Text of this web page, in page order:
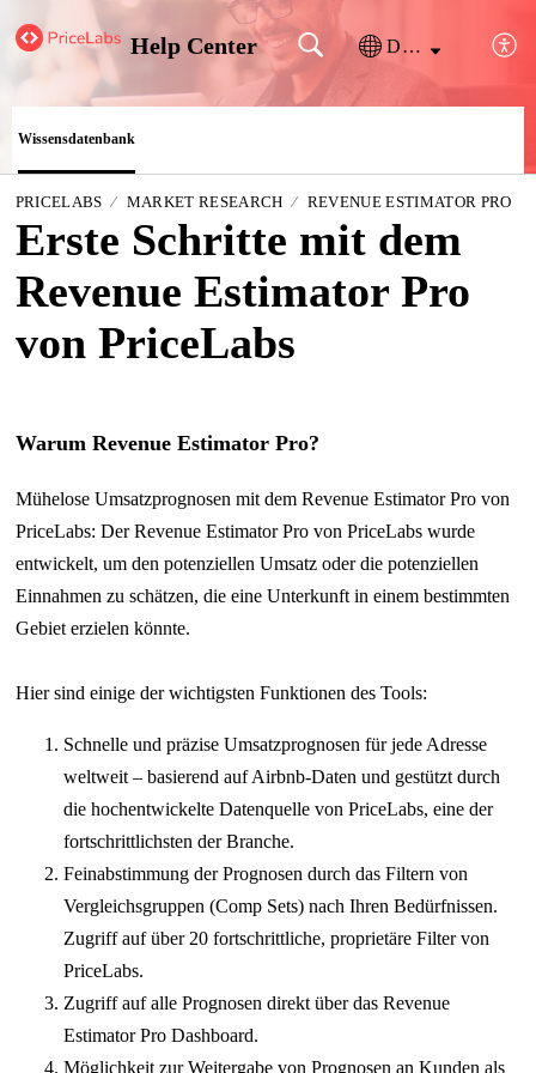
Help Center Deutsch
Wissensdatenbank
PRICELABS MARKET RESEARCH REVENUE ESTIMATOR PRO
Erste Schritte mit dem
Revenue Estimator Pro
von PriceLabs
Warum Revenue Estimator Pro?
Mühelose Umsatzprognosen mit dem Revenue Estimator Pro von
PriceLabs: Der Revenue Estimator Pro von PriceLabs wurde
entwickelt, um den potenziellen Umsatz oder die potenziellen
Einnahmen zu schätzen, die eine Unterkunft in einem bestimmten
Gebiet erzielen könnte.
Hier sind einige der wichtigsten Funktionen des Tools:
Schnelle und präzise Umsatzprognosen für jede Adresse
weltweit – basierend auf Airbnb-Daten und gestützt durch
die hochentwickelte Datenquelle von PriceLabs, eine der
fortschrittlichsten der Branche.
Feinabstimmung der Prognosen durch das Filtern von
Vergleichsgruppen (Comp Sets) nach Ihren Bedürfnissen.
Zugriff auf über 20 fortschrittliche, proprietäre Filter von
PriceLabs.
Zugriff auf alle Prognosen direkt über das Revenue
Estimator Pro Dashboard.
Möglichkeit zur Weitergabe von Prognosen an Kunden als